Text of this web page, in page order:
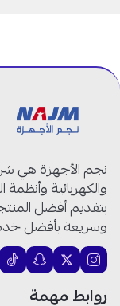
نجم الأجهزة هي
بتقديم أفضل
وسريعة بأفضل
روابط مهمة